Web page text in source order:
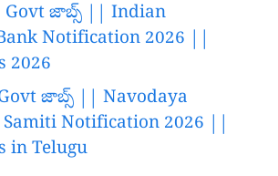
Govt జాబ్స్ || Indian
Notification 2026 ||
2026
జాబ్స్ || Navodaya
Notification 2026 ||
in Telugu